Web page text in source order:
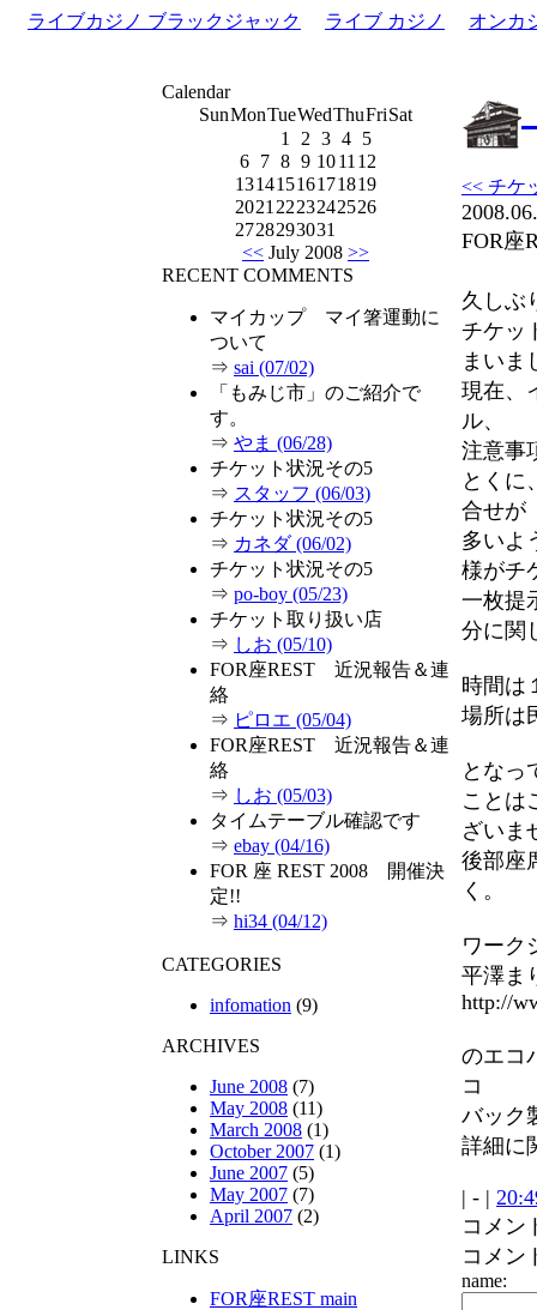
ライブカジノ ブラックジャック ライブ カジノ オンカ
Calendar
SunMonTueWedThuFriSat
1
2 3 4 5
6 7 8 9 1011 12
13141516171819
2021 2223242526
2728293031
<< July 2008 >>
RECENT COMMENTS
マイカップ マイ箸運動に
ついて
⇒ sai (07/02)
「もみじ市」のご紹介で
す。
⇒ やま (06/28)
チケット状況その5
⇒ スタッフ (06/03)
チケット状況その5
⇒ カネダ (06/02)
チケット状況その5
⇒ po-boy (05/23)
チケット取り扱い店
⇒ しお (05/10)
FOR座REST 近況報告＆連
絡
⇒ ピロエ (05/04)
FOR座REST 近況報告＆連
絡
⇒ しお (05/03)
タイムテーブル確認です
⇒ ebay (04/16)
FOR 座 REST 2008 開催決
定!!
⇒ hi34 (04/12)
CATEGORIES
infomation (9)
ARCHIVES
June 2008 (7)
May 2008 (11)
March 2008 (1)
October 2007 (1)
June 2007 (5)
May 2007 (7)
April 2007 (2)
LINKS
FOR座REST main
<< チケ
FOR座
久しぶ
チケッ
まいま
現在、
ル、
注意事
とくに
合せが
多いよ
様がチ
一枚提
分に関
時間は
場所は
となっ
ことは
ざいま
後部座
く。
ワーク
平澤ま
http://
のエコ
コ
バック
詳細に
| - |
コメン
コメン
name: